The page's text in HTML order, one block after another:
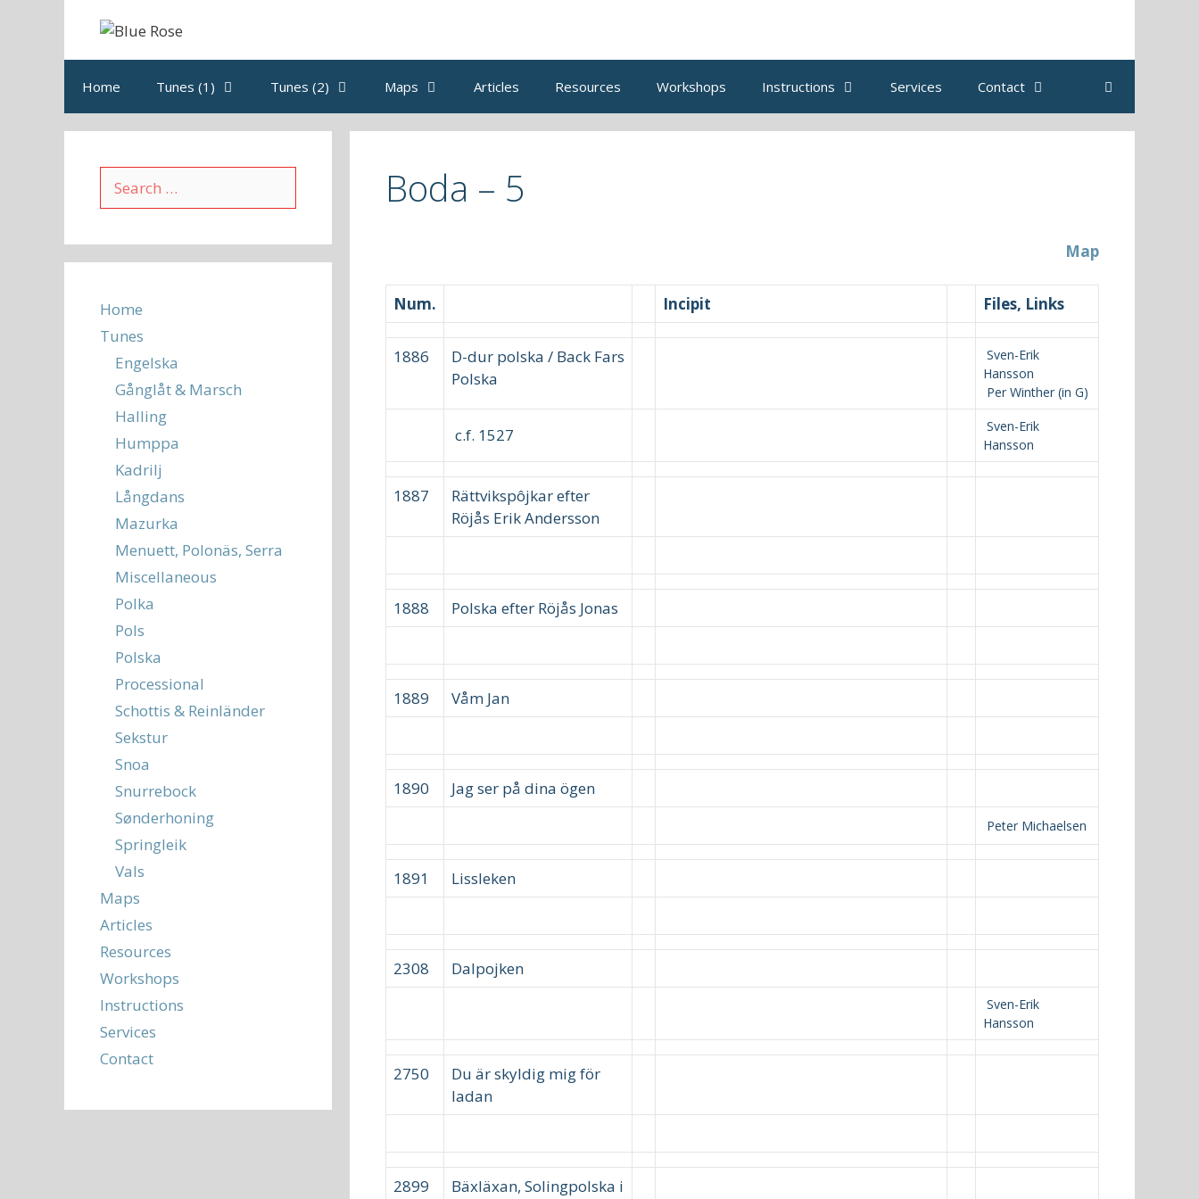
Home Tunes (1) Tunes (2) Maps Articles Resources Workshops Instructions Services Contact
Boda – 5
Map
Num. Incipit Files, Links
1886
D-dur polska / Back Fars
Polska
Sven-Erik
Hansson
Per Winther (in G)
c.f. 1527
Sven-Erik
Hansson
1887
Rättvikspôjkar efter
Röjås Erik Andersson
1888 Polska efter Röjås Jonas
1889 Våm Jan
1890 Jag ser på dina ögen
Peter Michaelsen
1891 Lissleken
2308 Dalpojken
Sven-Erik
Hansson
2750
Du är skyldig mig för
ladan
2899
Bäxläxan, Solingpolska i
for:
Home
Tunes
Engelska
Gånglåt & Marsch
Halling
Humppa
Kadrilj
Långdans
Mazurka
Menuett, Polonäs, Serra
Miscellaneous
Polka
Pols
Polska
Processional
Schottis & Reinländer
Sekstur
Snoa
Snurrebock
Sønderhoning
Springleik
Vals
Maps
Articles
Resources
Workshops
Instructions
Services
Contact